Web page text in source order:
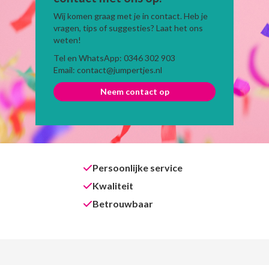
Wij komen graag met je in contact. Heb je
vragen, tips of suggesties? Laat het ons
weten!
Tel en WhatsApp: 0346 302 903
Email: contact@jumpertjes.nl
Neem contact op
Persoonlijke service
Kwaliteit
Betrouwbaar